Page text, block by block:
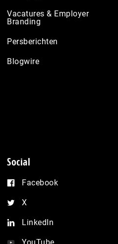
Vacatures & Employer
Branding
Persberichten
Blogwire
Social
Facebook
X
LinkedIn